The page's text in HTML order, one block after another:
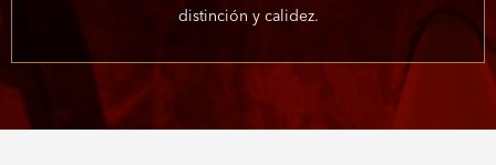
distinción y calidez.